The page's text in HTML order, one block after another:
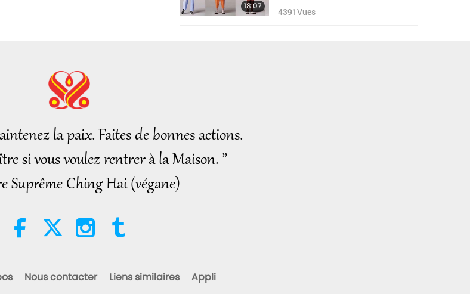
18:07
4391Vues
la paix. Faites de bonnes actions.
si vous voulez rentrer à la Maison. ”
Suprême Ching Hai (végane)
Nous contacter Liens similaires Appli